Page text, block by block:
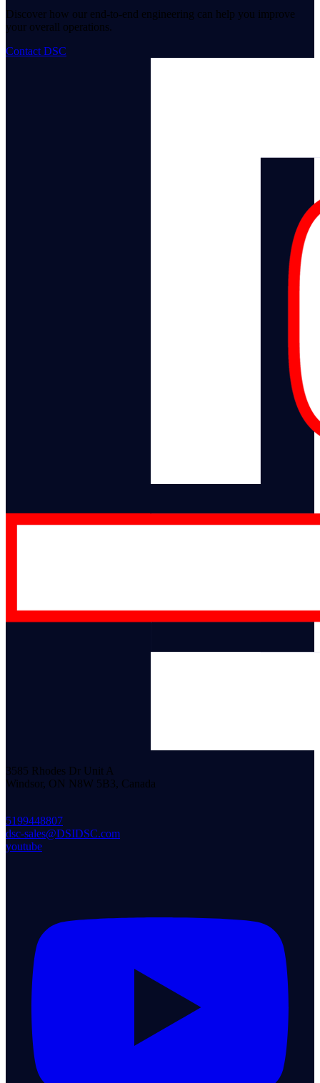
Discover how our end-to-end engineering can help you improve
your overall operations.
Contact DSC
3585 Rhodes Dr Unit A
Windsor, ON N8W 5B3, Canada
5199448807
dsc-sales@DSIDSC.com
youtube